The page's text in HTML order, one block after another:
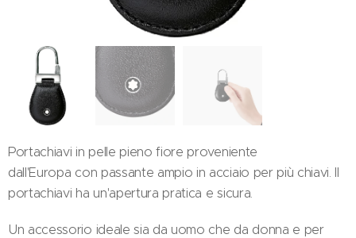
Portachiavi in pelle pieno fiore proveniente
dall'Europa con passante ampio in acciaio per più chiavi. Il
portachiavi ha un'apertura pratica e sicura.
Un accessorio ideale sia da uomo che da donna e per